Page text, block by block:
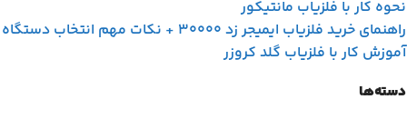
نحوه کار با فلزیاب مانتیکور
راهنمای خرید فلزیاب ایمیجر زد 30000 + نکات مهم انتخاب دستگاه
آموزش کار با فلزیاب گلد کروزر
دسته‌ها